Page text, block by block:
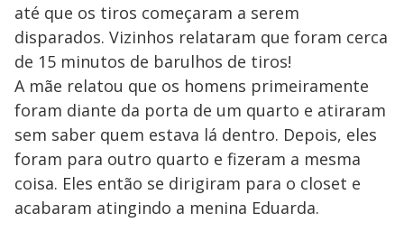
até que os tiros começaram a serem
disparados. Vizinhos relataram que foram cerca
de 15 minutos de barulhos de tiros!
A mãe relatou que os homens primeiramente
foram diante da porta de um quarto e atiraram
sem saber quem estava lá dentro. Depois, eles
foram para outro quarto e fizeram a mesma
coisa. Eles então se dirigiram para o closet e
acabaram atingindo a menina Eduarda.